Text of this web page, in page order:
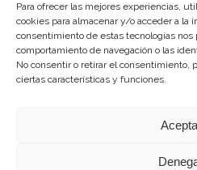
Para ofrecer las mejores experiencias,
cookies para almacenar y/o acceder a la
consentimiento de estas tecnologías nos
comportamiento de navegación o las
No consentir o retirar el consentimiento,
ciertas características y funciones.
parcialmente, por el
con fondos provenientes del
Calidad